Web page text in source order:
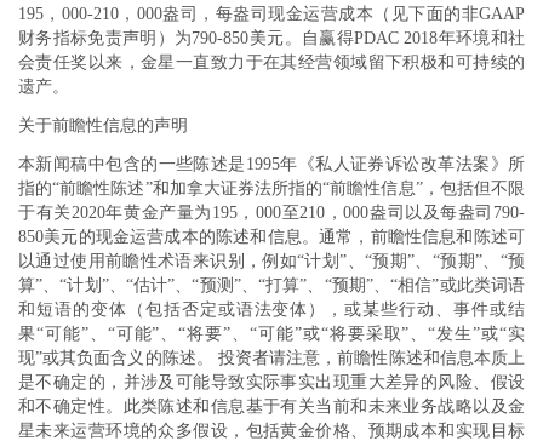
195，000-210，000盎司，每盎司现金运营成本（见下面的非GAAP
财务指标免责声明）为790-850美元。自赢得PDAC 2018年环境和社
会责任奖以来，金星一直致力于在其经营领域留下积极和可持续的
遗产。
关于前瞻性信息的声明
本新闻稿中包含的一些陈述是1995年《私人证券诉讼改革法案》所
指的“前瞻性陈述”和加拿大证券法所指的“前瞻性信息”，包括但不限
于有关2020年黄金产量为195，000至210，000盎司以及每盎司790-
850美元的现金运营成本的陈述和信息。通常，前瞻性信息和陈述可
以通过使用前瞻性术语来识别，例如“计划”、“预期”、“预期”、“预
算”、“计划”、“估计”、“预测”、“打算”、“预期”、“相信”或此类词语
和短语的变体（包括否定或语法变体），或某些行动、事件或结
果“可能”、“可能”、“将要”、“可能”或“将要采取”、“发生”或“实
现”或其负面含义的陈述。 投资者请注意，前瞻性陈述和信息本质上
是不确定的，并涉及可能导致实际事实出现重大差异的风险、假设
和不确定性。此类陈述和信息基于有关当前和未来业务战略以及金
星未来运营环境的众多假设，包括黄金价格、预期成本和实现目标